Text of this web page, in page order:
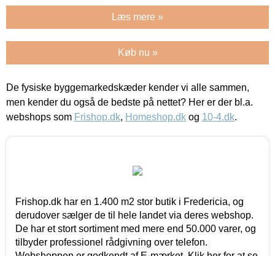
Læs mere »
Køb nu »
De fysiske byggemarkedskæder kender vi alle sammen,
men kender du også de bedste på nettet? Her er der bl.a.
webshops som Frishop.dk, Homeshop.dk og 10-4.dk.
Frishop.dk har en 1.400 m2 stor butik i Fredericia, og
derudover sælger de til hele landet via deres webshop.
De har et stort sortiment med mere end 50.000 varer, og
tilbyder professionel rådgivning over telefon.